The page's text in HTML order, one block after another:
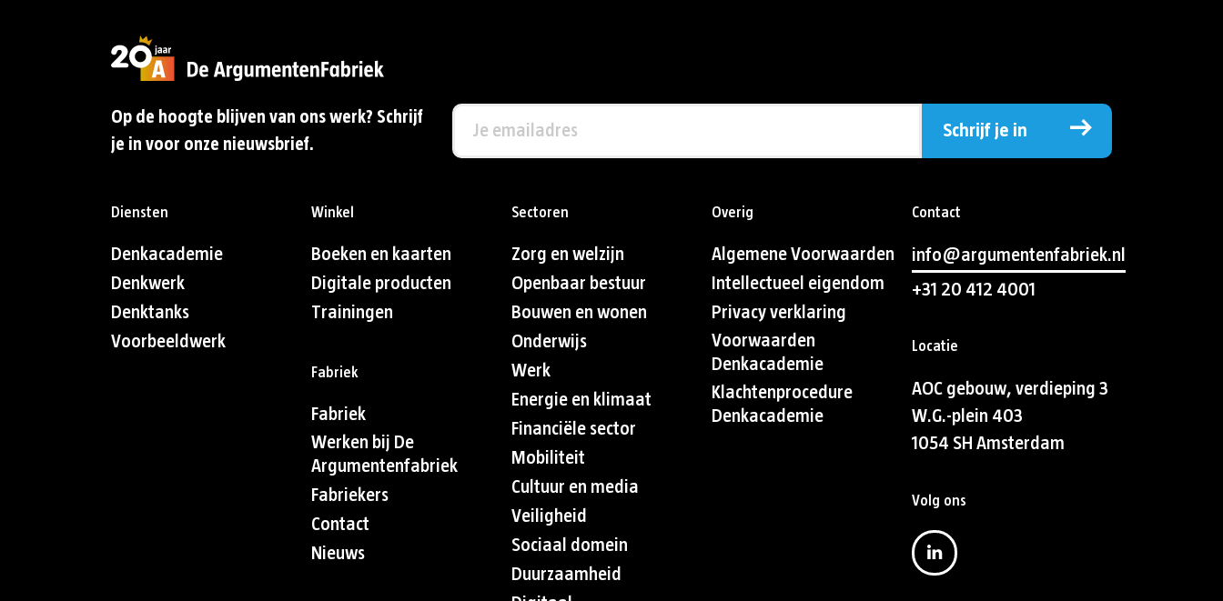
Op de hoogte blijven van ons werk? Schrijf
je in voor onze nieuwsbrief.
Schrijf je in
Diensten
Denkacademie
Denkwerk
Denktanks
Voorbeeldwerk
Winkel
Boeken en kaarten
Digitale producten
Trainingen
Fabriek
Fabriek
Werken bij De
Argumentenfabriek
Fabriekers
Contact
Nieuws
Sectoren
Zorg en welzijn
Openbaar bestuur
Bouwen en wonen
Onderwijs
Werk
Energie en klimaat
Financiële sector
Mobiliteit
Cultuur en media
Veiligheid
Sociaal domein
Duurzaamheid
Overig
Algemene Voorwaarden
Intellectueel eigendom
Privacy verklaring
Voorwaarden
Denkacademie
Klachtenprocedure
Denkacademie
Contact
info@argumentenfabriek.nl
+31 20 412 4001
Locatie
AOC gebouw, verdieping 3
W.G.-plein 403
1054 SH Amsterdam
Volg ons